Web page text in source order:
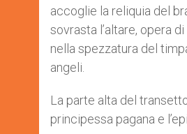
accoglie la reliquia del
sovrasta l’altare, opera
nella spezzatura del
angeli.
La parte alta del
principessa pagana e